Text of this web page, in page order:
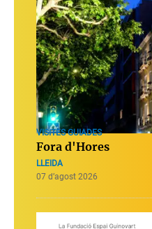
VISITES GUIADES
Fora d'Hores
LLEIDA
07 d’agost 2026